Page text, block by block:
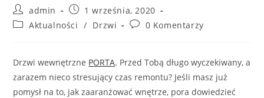
Post
author:
admin
Post
published:
1 września, 2020
PostAktualności / Drzwi
Post0 Komentarzy
Drzwi wewnętrzne PORTA. Przed Tobą długo wyczekiwany, a
zarazem nieco stresujący czas remontu? Jeśli masz już
pomysł na to, jak zaaranżować wnętrze, pora dowiedzieć